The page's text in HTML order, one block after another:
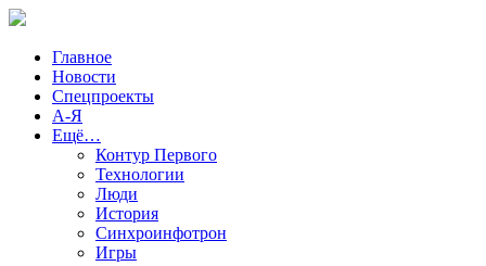
Главное
Новости
Спецпроекты
А-Я
Ещё…
Контур Первого
Технологии
Люди
История
Синхроинфотрон
Игры